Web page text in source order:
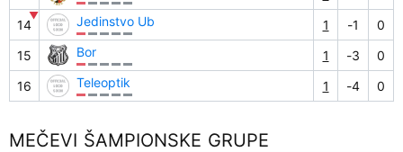
14
▼ Jedinstvo Ub 1 -1
0
15
Bor 1 -3
0
16
Teleoptik 1 -4 0
MEČEVI ŠAMPIONSKE GRUPE